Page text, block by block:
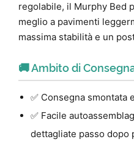
regolabile, il Murphy Bed
meglio a pavimenti
massima stabilità e un
🚚 Ambito di
✅ Consegna smontata
✅ Facile
dettagliate passo dopo